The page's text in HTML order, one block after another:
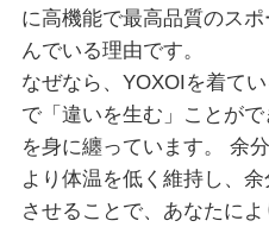
に高機能で最高品質のス
んでいる理由です。
なぜなら、YOXOIを着て
で「違いを生む」ことがで
を身に纏っています。 余
より体温を低く維持し、
させることで、あなたに